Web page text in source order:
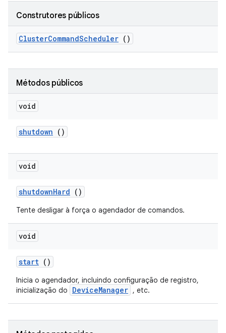
Construtores públicos
ClusterCommandScheduler ()
Métodos públicos
void
shutdown ()
void
shutdownHard ()
Tente desligar à força o agendador de comandos.
void
start ()
Inicia o agendador, incluindo configuração de registro,
inicialização do
DeviceManager , etc.